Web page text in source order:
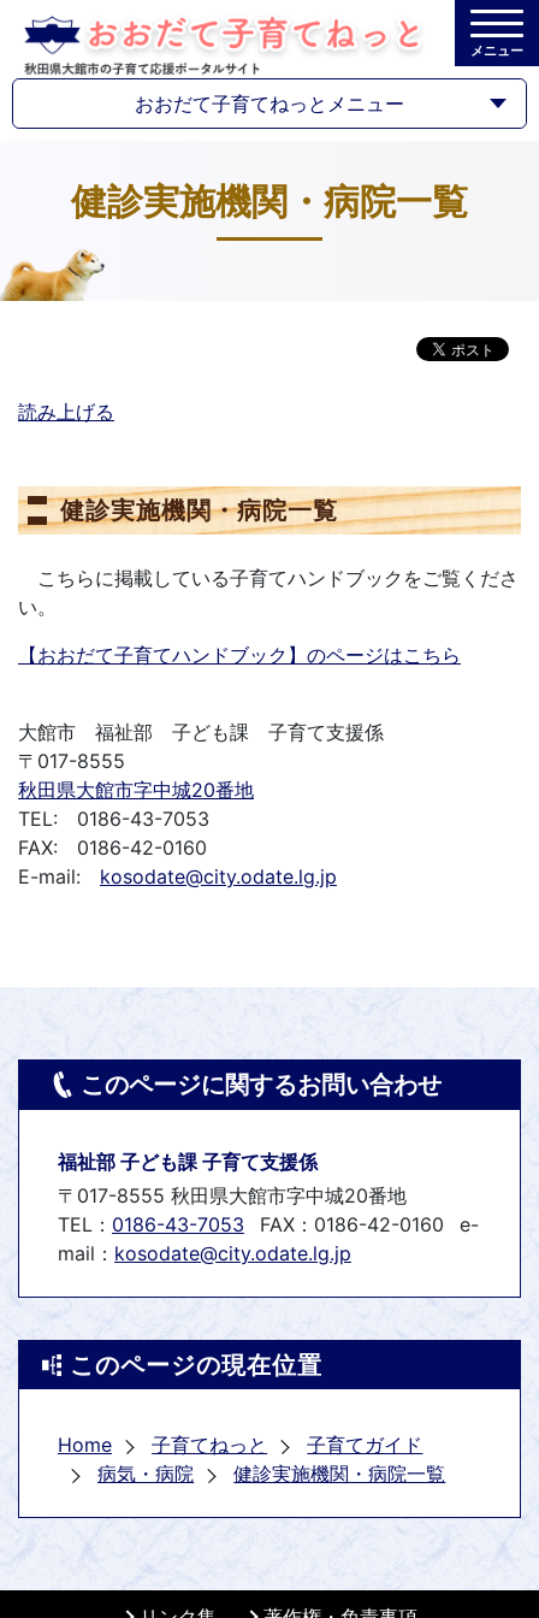
メニュー
おおだて子育てねっとメニュー
健診実施機関・病院一覧
読み上げる
健診実施機関・病院一覧
こちらに掲載している子育てハンドブックをご覧くださ
い。
【おおだて子育てハンドブック】のページはこちら
大館市 福祉部 子ども課 子育て支援係
〒017-8555
秋田県大館市字中城20番地
TEL: 0186-43-7053
FAX: 0186-42-0160
E-mail: kosodate@city.odate.lg.jp
このページに関するお問い合わせ
福祉部 子ども課 子育て支援係
〒017-8555 秋田県大館市字中城20番地
TEL： 0186-43-7053 FAX：0186-42-0160
e-
mail： kosodate@city.odate.lg.jp
このページの現在位置
Home 子育てねっと
子育てガイド
病気・病院
健診実施機関・病院一覧